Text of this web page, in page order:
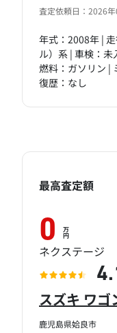
査定依頼日：2026
年式：2008年 |
ル）系 | 車検：未
燃料：ガソリン |
復歴：なし
鹿児島県姶良市
スズキ ワゴ
最高査定額
0 万
円
ネクステージ